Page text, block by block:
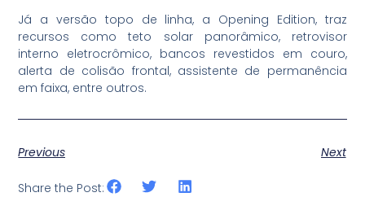
Já a versão topo de linha, a Opening Edition, traz
recursos como teto solar panorâmico, retrovisor
interno eletrocrômico, bancos revestidos em couro,
alerta de colisão frontal, assistente de permanência
em faixa, entre outros.
Previous Next
Share the Post: